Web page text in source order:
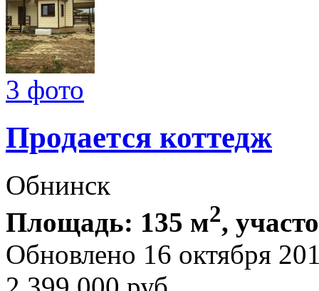
3 фото
Продается коттедж
Обнинск
Площадь: 135 м2,
Обновлено 16 октября